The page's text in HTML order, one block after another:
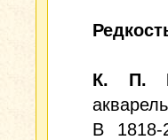
К. П.
В 1818-